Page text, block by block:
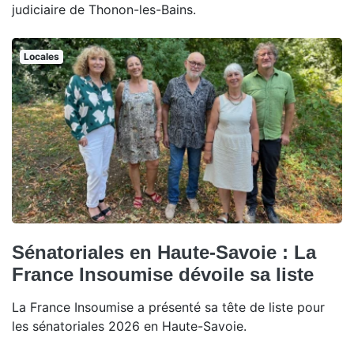
judiciaire de Thonon-les-Bains.
Locales
Sénatoriales en Haute-Savoie : La
France Insoumise dévoile sa liste
La France Insoumise a présenté sa tête de liste pour
les sénatoriales 2026 en Haute-Savoie.